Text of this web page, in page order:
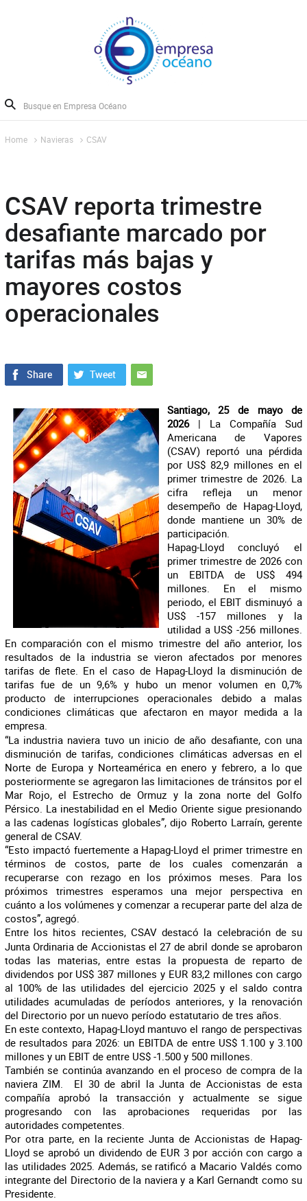
Home Navieras CSAV
CSAV reporta trimestre
desafiante marcado por
tarifas más bajas y
mayores costos
operacionales
Santiago, 25 de mayo de
2026
| La Compañía Sud
Americana de Vapores
(CSAV) reportó una pérdida
por US$ 82,9 millones en el
primer trimestre de 2026. La
cifra refleja un menor
desempeño de Hapag-Lloyd,
donde mantiene un 30% de
participación.
Hapag-Lloyd concluyó el
primer trimestre de 2026 con
un EBITDA de US$ 494
millones. En el mismo
periodo, el EBIT disminuyó a
US$ -157 millones y la
utilidad a US$ -256 millones.
En comparación con el mismo trimestre del año anterior, los
resultados de la industria se vieron afectados por menores
tarifas de flete. En el caso de Hapag-Lloyd la disminución de
tarifas fue de un 9,6% y hubo un menor volumen en 0,7%
producto de interrupciones operacionales debido a malas
condiciones climáticas que afectaron en mayor medida a la
empresa.
“La industria naviera tuvo un inicio de año desafiante, con una
disminución de tarifas, condiciones climáticas adversas en el
Norte de Europa y Norteamérica en enero y febrero, a lo que
posteriormente se agregaron las limitaciones de tránsitos por el
Mar Rojo, el Estrecho de Ormuz y la zona norte del Golfo
Pérsico. La inestabilidad en el Medio Oriente sigue presionando
a las cadenas logísticas globales”, dijo Roberto Larraín, gerente
general de CSAV.
“Esto impactó fuertemente a Hapag-Lloyd el primer trimestre en
términos de costos, parte de los cuales comenzarán a
recuperarse con rezago en los próximos meses. Para los
próximos trimestres esperamos una mejor perspectiva en
cuánto a los volúmenes y comenzar a recuperar parte del alza de
costos”, agregó.
Entre los hitos recientes, CSAV destacó la celebración de su
Junta Ordinaria de Accionistas el 27 de abril donde se aprobaron
todas las materias, entre estas la propuesta de reparto de
dividendos por US$ 387 millones y EUR 83,2 millones con cargo
al 100% de las utilidades del ejercicio 2025 y el saldo contra
utilidades acumuladas de períodos anteriores, y la renovación
del Directorio por un nuevo período estatutario de tres años.
En este contexto, Hapag-Lloyd mantuvo el rango de perspectivas
de resultados para 2026: un EBITDA de entre US$ 1.100 y 3.100
millones y un EBIT de entre US$ -1.500 y 500 millones.
También se continúa avanzando en el proceso de compra de la
naviera ZIM. El 30 de abril la Junta de Accionistas de esta
compañía aprobó la transacción y actualmente se sigue
progresando con las aprobaciones requeridas por las
autoridades competentes.
Por otra parte, en la reciente Junta de Accionistas de Hapag-
Lloyd se aprobó un dividendo de EUR 3 por acción con cargo a
las utilidades 2025. Además, se ratificó a Macario Valdés como
integrante del Directorio de la naviera y a Karl Gernandt como su
Presidente.